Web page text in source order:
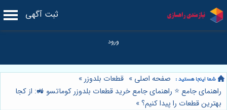
ثبت آگهی
صفحه اصلی » قطعات بلدوزر»
راهنمای جامع ⭐️ راهنمای جامع خرید قطعات بلدوزر کوماتسو 🚜: از کجا
بهترین قطعات را پیدا کنیم؟»